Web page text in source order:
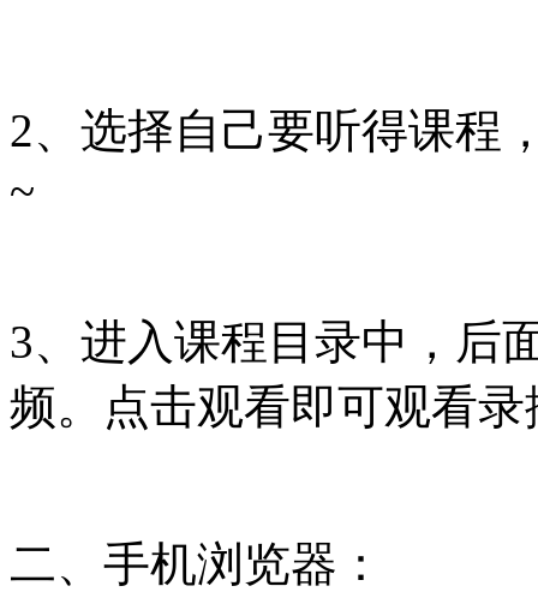
2、选择自己要听得课程
~
3、进入课程目录中，后
频。点击观看即可观看录
二、手机浏览器：